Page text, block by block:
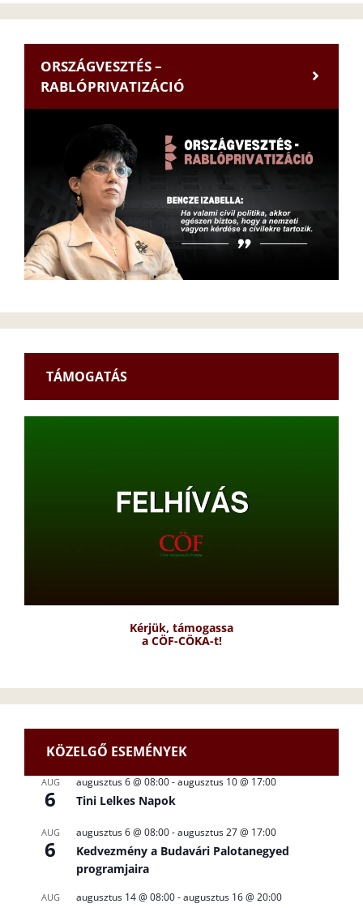
ORSZÁGVESZTÉS –
RABLÓPRIVATIZÁCIÓ
TÁMOGATÁS
Kérjük, támogassa
a CÖF-CÖKA-t!
KÖZELGŐ ESEMÉNYEK
AUG
6
augusztus 6 @ 08:00-augusztus 10 @ 17:00
Tini Lelkes Napok
AUG
6
augusztus 6 @ 08:00-augusztus 27 @ 17:00
Kedvezmény a Budavári Palotanegyed
programjaira
AUG augusztus 14 @ 08:00-augusztus 16 @ 20:00